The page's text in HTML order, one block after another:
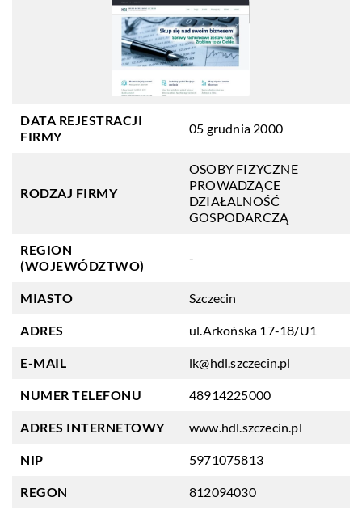
DATA REJESTRACJI
FIRMY
05 grudnia 2000
RODZAJ FIRMY
OSOBY FIZYCZNE
PROWADZĄCE
DZIAŁALNOŚĆ
GOSPODARCZĄ
REGION
(WOJEWÓDZTWO)
-
MIASTO Szczecin
ADRES ul.Arkońska 17-18/U1
E-MAIL lk@hdl.szczecin.pl
NUMER TELEFONU 48914225000
ADRES INTERNETOWY www.hdl.szczecin.pl
NIP 5971075813
REGON 812094030